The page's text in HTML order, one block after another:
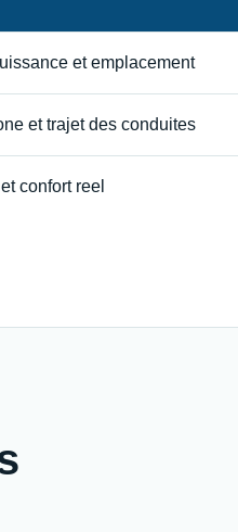
et emplacement
et trajet des conduites
confort reel